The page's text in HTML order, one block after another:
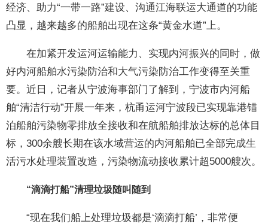
经济、助力“一带一路”建设、沟通江海联运大通道的功能
凸显，越来越多的船舶出现在这条“黄金水道”上。
在加紧开发运河运输能力、实现内河振兴的同时，做
好内河船舶水污染防治和大气污染防治工作变得至关重
要。近日，记者从宁波海事部门了解到，宁波市内河船
舶“清洁行动”开展一年来，杭甬运河宁波段已实现靠港锚
泊船舶污染物零排放全接收和在航船舶排放达标的总体目
标，300余艘长期在该水域营运的内河船舶已全部完成生
活污水处理装置改造，污染物流动接收累计超5000艘次。
“滴滴打船”清理垃圾随叫随到
“现在我们船上处理垃圾都是‘滴滴打船’，非常便